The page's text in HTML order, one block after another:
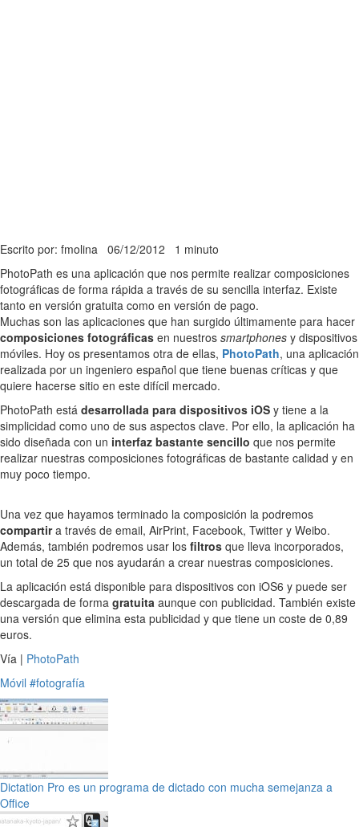
Escrito por: fmolina 06/12/2012 1 minuto
PhotoPath es una aplicación que nos permite realizar composiciones
fotográficas de forma rápida a través de su sencilla interfaz. Existe
tanto en versión gratuita como en versión de pago.
Muchas son las aplicaciones que han surgido últimamente para hacer
composiciones fotográficas en nuestros smartphones y dispositivos
móviles. Hoy os presentamos otra de ellas, PhotoPath, una aplicación
realizada por un ingeniero español que tiene buenas críticas y que
quiere hacerse sitio en este difícil mercado.
PhotoPath está desarrollada para dispositivos iOS y tiene a la
simplicidad como uno de sus aspectos clave. Por ello, la aplicación ha
sido diseñada con un interfaz bastante sencillo que nos permite
realizar nuestras composiciones fotográficas de bastante calidad y en
muy poco tiempo.
Una vez que hayamos terminado la composición la podremos
compartira través de email, AirPrint, Facebook, Twitter y Weibo.
Además, también podremos usar los filtros que lleva incorporados,
un total de 25 que nos ayudarán a crear nuestras composiciones.
La aplicación está disponible para dispositivos con iOS6 y puede ser
descargada de forma gratuita aunque con publicidad. También existe
una versión que elimina esta publicidad y que tiene un coste de 0,89
euros.
Vía | PhotoPath
Móvil #fotografía
Dictation Pro es un programa de dictado con mucha semejanza a
Office